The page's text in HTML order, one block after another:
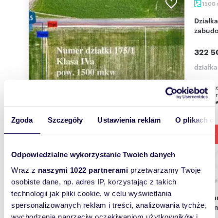
Zgoda Szczegóły Ustawienia reklam O plikach
Odpowiedzialne wykorzystanie Twoich danych
Wraz z naszymi 1022 partnerami przetwarzamy Twoje
osobiste dane, np. adres IP, korzystając z takich
technologii jak pliki cookie, w celu wyświetlania
spersonalizowanych reklam i treści, analizowania tychże,
1500
Działka budowlana 1500 m² z warunkami
322
Na
m